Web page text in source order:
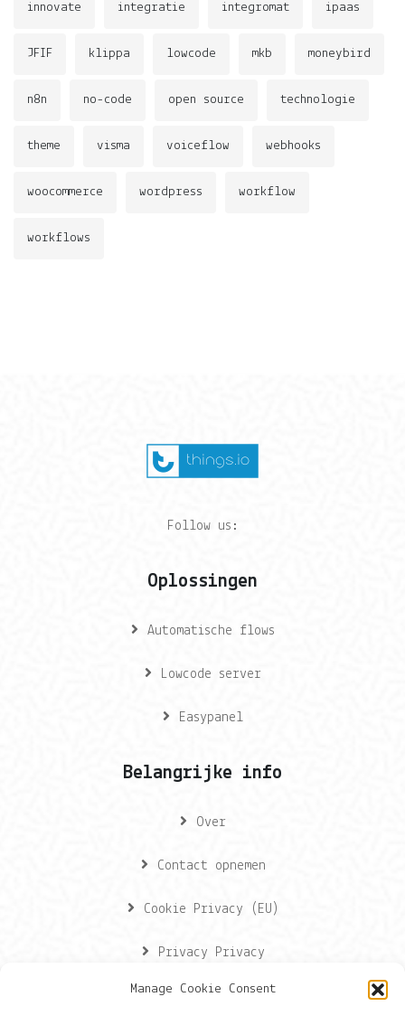
Manage Cookie Consent
innovate integratie integromat ipaas
JFIF klippa lowcode mkb moneybird
n8n no-code open source technologie
theme visma voiceflow webhooks
woocommerce wordpress workflow
workflows
Follow us:
Oplossingen
Automatische flows
Lowcode server
Easypanel
Belangrijke info
Over
Contact opnemen
Cookie Privacy (EU)
Privacy Privacy